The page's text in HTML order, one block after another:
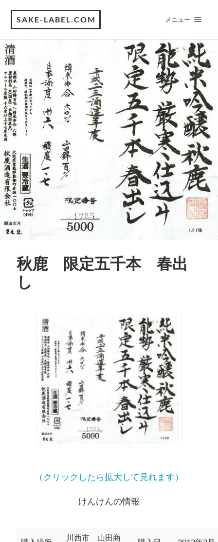
SAKE-LABEL.COM メニュー
秋鹿 限定五千本 春出
し
（クリックしたら拡大して見れます）
けんけんの情報
川西市 山田商